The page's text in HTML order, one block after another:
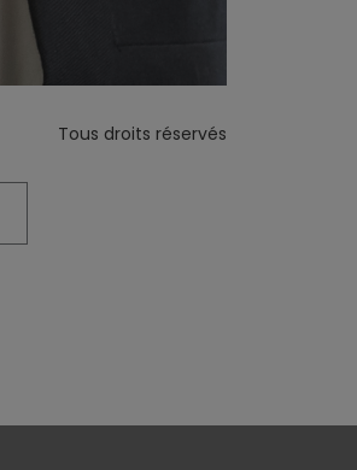
Tous droits réservés